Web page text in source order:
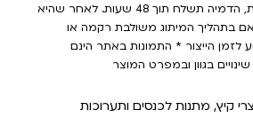
* לאחר שיחה ראשונית, הדמיה תשלח תוך 48 שעות. לאחר שהיא
אם בתהליך המיתוג משולבת רקמה או
לזמן הייצור * התמונות באתר הינם
בגוון ובמפרט המוצר
קיץ, מתנות לכנסים ותערוכות